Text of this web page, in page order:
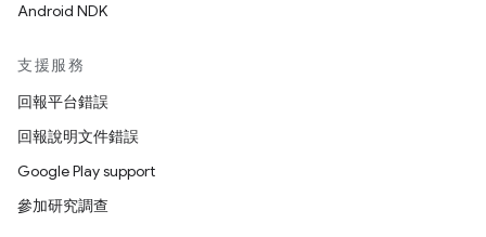
Android NDK
支援服務
回報平台錯誤
回報說明文件錯誤
Google Play support
參加研究調查